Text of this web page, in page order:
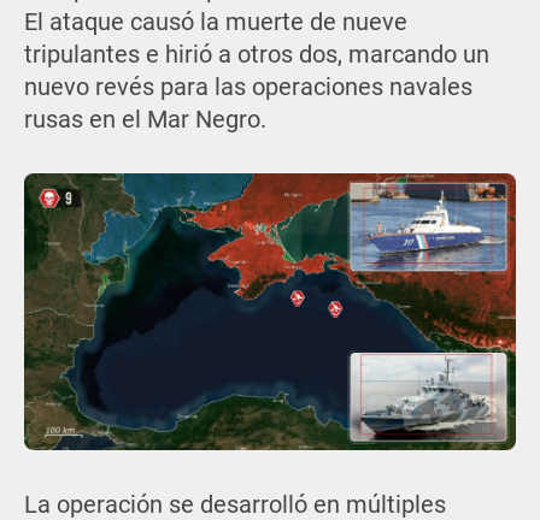
El ataque causó la muerte de nueve
tripulantes e hirió a otros dos, marcando un
nuevo revés para las operaciones navales
rusas en el Mar Negro.
La operación se desarrolló en múltiples